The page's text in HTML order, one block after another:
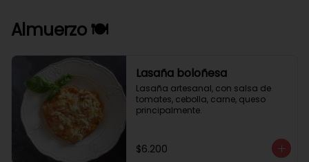
Almuerzo 🍽️
Lasaña boloñesa
Lasaña artesanal, con salsa de
tomates, cebolla, carne, queso
principalmente.
$6.200